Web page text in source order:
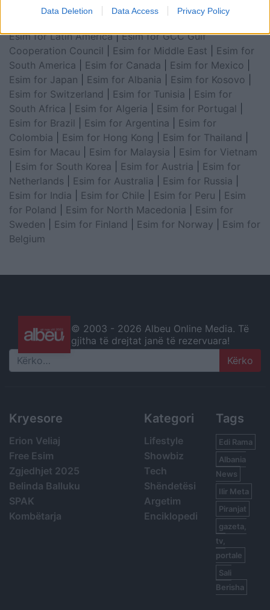
Data Deletion Data Access Privacy Policy
Emirates| Esim for Balkans|Esim for Morocco|
Esim for Latin America|Esim for GCC Gulf
Cooperation Council
Esim for Middle East
Esim for
South America
Esim for Canada Esim for Mexico
Esim for Japan
Esim for Albania Esim for Kosovo
Esim for Switzerland
Esim for Tunisia
Esim for
South Africa
Esim for Algeria Esim for Portugal
Esim for Brazil
Esim for Argentina
Esim for
Colombia
Esim for Hong Kong Esim for Thailand
Esim for Macau
Esim for Malaysia
Esim for Vietnam
Esim for South Korea Esim for Austria
Esim for
Netherlands
Esim for Australia Esim for Russia
Esim for India
Esim for Chile Esim for Peru
Esim
for Poland
Esim for North Macedonia
Esim for
Sweden
Esim for Finland Esim for Norway
Esim for
Belgium
© 2003 - 2026 Albeu Online Media. Të
gjitha të drejtat janë të rezervuara!
Search
Kryesore
Erion Veliaj
Free Esim
Zgjedhjet 2025
Belinda Balluku
SPAK
Kombëtarja
Kategori
Lifestyle
Showbiz
Tech
Shëndetësi
Argetim
Enciklopedi
Tags
Edi Rama
Albania
News
Ilir Meta
Piranjat
gazeta,
tv,
portale
Sali
Berisha